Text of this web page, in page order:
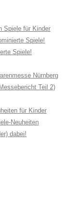
Spiele für Kinder
Spiele!
Spiele!
Nürnberg
Teil 2)
für Kinder
Neuheiten
dabei!